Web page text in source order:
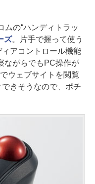
の“ハンディトラッ
ズ。片手で握って使う
アコントロール機能
ながらでもPC操作が
ウェブサイトを閲覧
きそうなので、ポチ